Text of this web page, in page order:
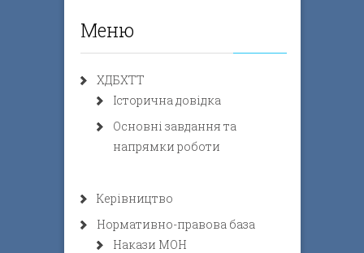
Меню
ХДБХТТ
Історична довідка
Основні завдання та
напрямки роботи
Керівництво
Нормативно-правова база
Накази МОН